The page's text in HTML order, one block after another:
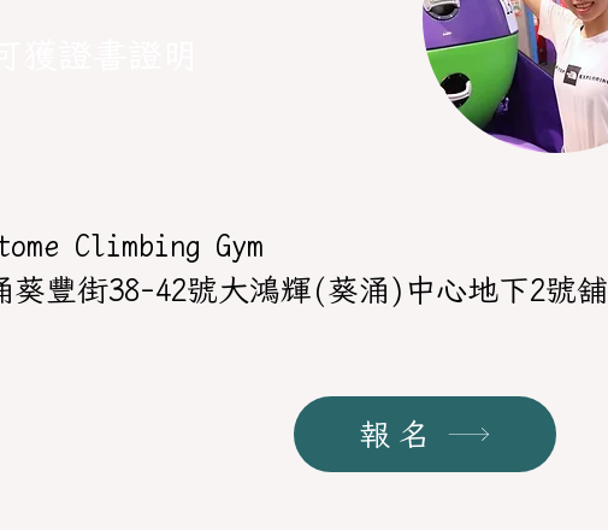
Climbing Gym
葵豐街38-42號大鴻輝(葵涌)中心地下2號舖
報名